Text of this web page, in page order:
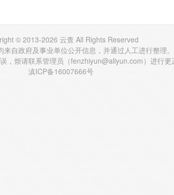
© 2013-2026 云查 All Rights Reserved
来自政府及事业单位公开信息，并通过人工进行整理。
，烦请联系管理员（fenzhiyun@aliyun.com）进行更
滇ICP备16007666号